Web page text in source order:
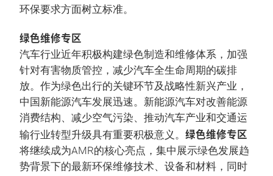
环保要求方面树立标准。
绿色维修专区
汽车行业近年积极构建绿色制造和维修体系，加强
针对有害物质管控，减少汽车全生命周期的碳排
放。作为绿色出行的关键环节及战略性新兴产业，
中国新能源汽车发展迅速。新能源汽车对改善能源
消费结构、减少空气污染、推动汽车产业和交通运
输行业转型升级具有重要积极意义。 绿色维修专区
将继续成为AMR的核心亮点，集中展示绿色发展趋
势背景下的最新环保维修技术、设备和材料，同时